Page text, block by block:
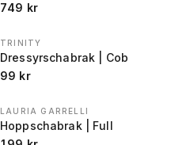
749 kr
TRINITY
Dressyrschabrak | Cob
99 kr
LAURIA GARRELLI
Hoppschabrak | Full